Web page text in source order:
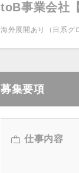
toB事業会社
海外展開あり（日系グ
募集要項
仕事内容